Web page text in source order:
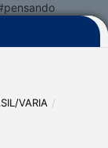
VARIA /